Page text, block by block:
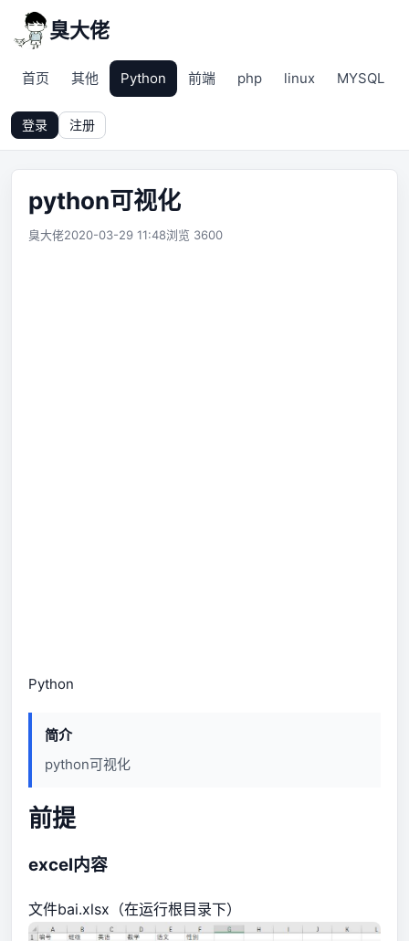
臭大佬
首页 其他 Python 前端 php linux MYSQL
登录 注册
python可视化
臭大佬2020-03-29 11:48浏览 3600
Python
简介
python可视化
前提
excel内容
文件bai.xlsx（在运行根目录下）